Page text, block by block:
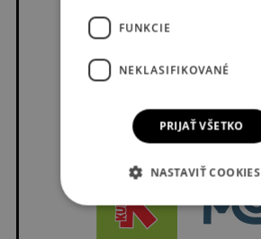
FUNKCIE
NEKLASIFIKOVANÉ
PRIJAŤ VŠETKO
NASTAVIŤ COOKIES